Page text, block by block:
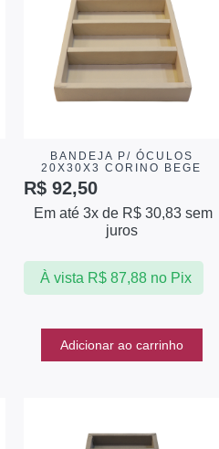
BANDEJA P/ ÓCULOS
20X30X3 CORINO BEGE
R$ 92,50
Em até 3x de R$ 30,83 sem
juros
À vista R$87,88 no Pix
Adicionar ao carrinho